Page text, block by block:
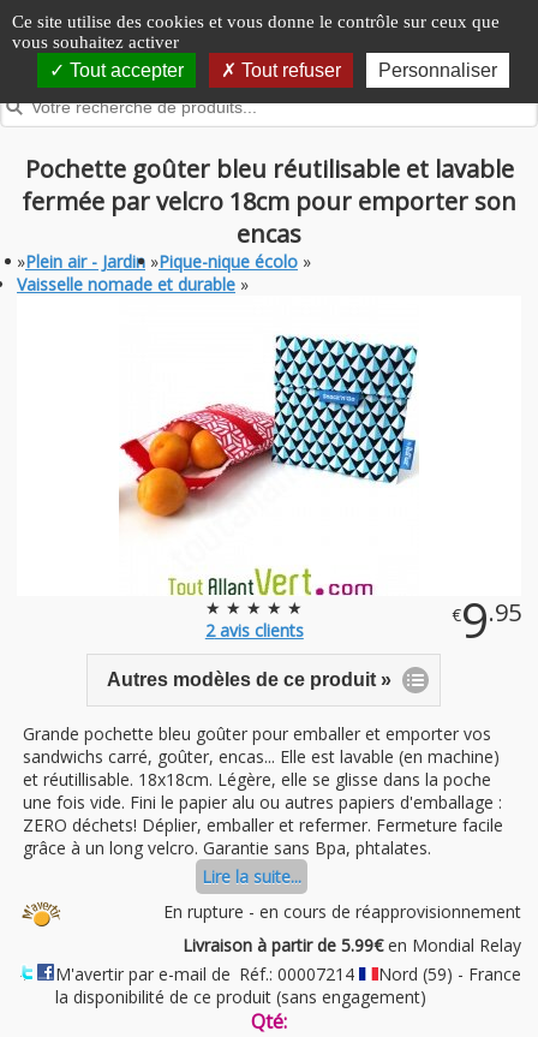
Panneau de gestion des cookies
Ce site utilise des cookies et vous donne le contrôle sur ceux que
vous souhaitez activer
Tout accepter Tout refuser Personnaliser
Pochette goûter bleu réutilisable et lavable
fermée par velcro 18cm pour emporter son
encas
»Plein air - Jardin »Pique-nique écolo »
Vaisselle nomade et durable »
★ ★ ★ ★ ★
2avis clients
€9.95
Autres modèles de ce produit »
Grande pochette bleu goûter pour emballer et emporter vos
sandwichs carré, goûter, encas... Elle est lavable (en machine)
et réutillisable. 18x18cm. Légère, elle se glisse dans la poche
une fois vide. Fini le papier alu ou autres papiers d'emballage :
ZERO déchets! Déplier, emballer et refermer. Fermeture facile
grâce à un long velcro. Garantie sans Bpa, phtalates.
Lire la suite...
En rupture - en cours de réapprovisionnement
Livraison à partir de 5.99€en Mondial Relay
Réf.: 00007214
Nord (59) - France
M'avertir par e-mail de
la disponibilité de ce produit (sans engagement)
Qté: